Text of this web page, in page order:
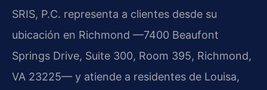
SRIS, P.C. representa a clientes desde su
ubicación en Richmond —7400 Beaufont
Springs Drive, Suite 300, Room 395, Richmond,
VA 23225— y atiende a residentes de Louisa,